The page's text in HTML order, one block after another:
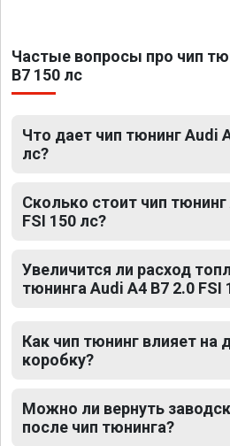
Частые вопросы про чип
B7 150 лс
Что дает чип тюнинг Audi
лс?
Сколько стоит чип тюнинг
FSI 150 лс?
Увеличится ли расход
тюнинга Audi A4 B7 2.0 FSI
Как чип тюнинг влияет на
коробку?
Можно ли вернуть
после чип тюнинга?